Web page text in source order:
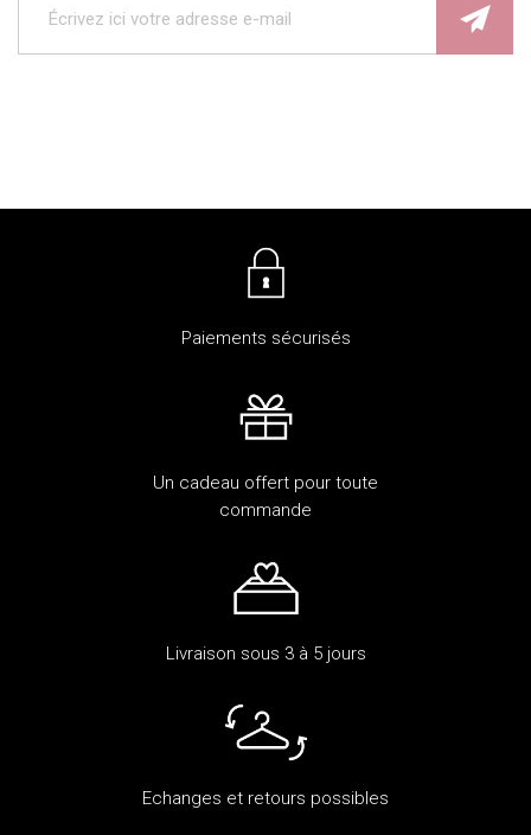
Paiements sécurisés
Un cadeau offert pour toute
commande
Livraison sous 3 à 5 jours
Echanges et retours possibles